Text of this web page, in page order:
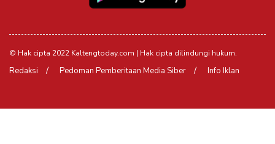
© Hak cipta 2022 Kaltengtoday.com | Hak cipta dilindungi hukum.
Redaksi Pedoman Pemberitaan Media Siber Info Iklan